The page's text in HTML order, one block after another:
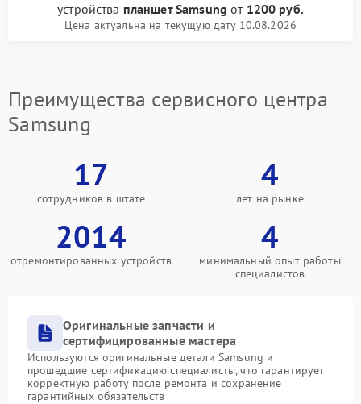
устройства планшет Samsung от 1200 руб.
Цена актуальна на текущую дату 10.08.2026
Преимущества сервисного центра
Samsung
17
сотрудников в штате
4
лет на рынке
2014
отремонтированных устройств
4
минимальный опыт работы
специалистов
Оригинальные запчасти и
сертифицированные мастера
Используются оригинальные детали Samsung и
прошедшие сертификацию специалисты, что гарантирует
корректную работу после ремонта и сохранение
гарантийных обязательств